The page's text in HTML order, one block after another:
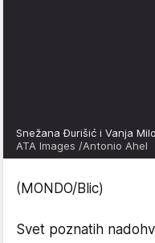
Snežana Đurišić i Vanja
ATA Images /Antonio Ahel
(MONDO/Blic)
Svet poznatih